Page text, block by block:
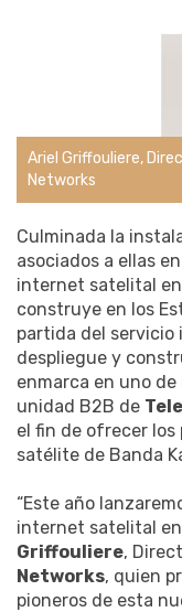
Ariel Griffouliere,
Networks
Culminada la
asociados a ellas
internet satelital
construye en los
partida del servicio
despliegue y
enmarca en uno
unidad B2B de
el fin de ofrecer
satélite de Banda
“Este año
internet satelital en
Griffouliere,
Networks, quien
pioneros de esta